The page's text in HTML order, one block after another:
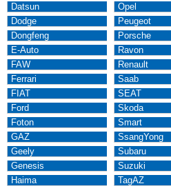
Datsun
Dodge
Dongfeng
E-Auto
FAW
Ferrari
FIAT
Ford
Foton
GAZ
Geely
Genesis
Haima
Opel
Peugeot
Porsche
Ravon
Renault
Saab
SEAT
Skoda
Smart
SsangYong
Subaru
Suzuki
TagAZ